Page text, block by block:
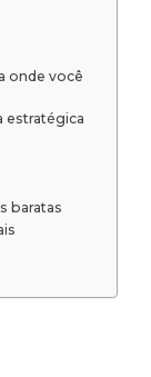
onde você
estratégica
baratas